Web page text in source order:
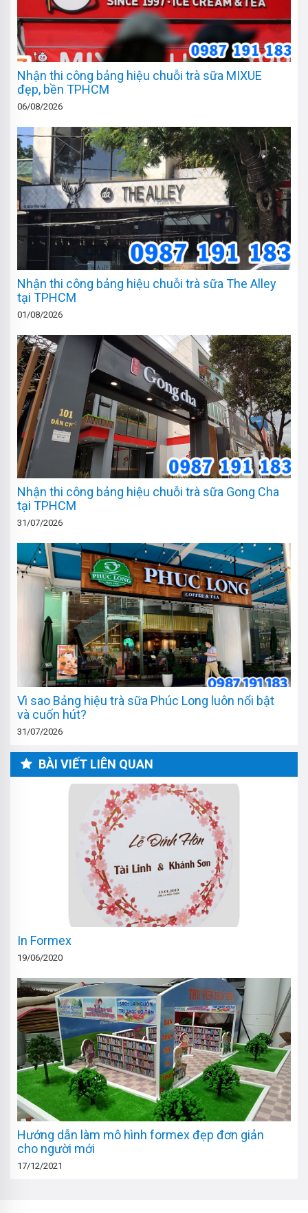
Nhận thi công bảng hiệu chuỗi trà sữa MIXUE
đẹp, bền TPHCM
06/08/2026
Nhận thi công bảng hiệu chuỗi trà sữa The Alley
tại TPHCM
01/08/2026
Nhận thi công bảng hiệu chuỗi trà sữa Gong Cha
tại TPHCM
31/07/2026
Vì sao Bảng hiệu trà sữa Phúc Long luôn nổi bật
và cuốn hút?
31/07/2026
BÀI VIẾT LIÊN QUAN
In Formex
19/06/2020
Hướng dẫn làm mô hình formex đẹp đơn giản
cho người mới
17/12/2021